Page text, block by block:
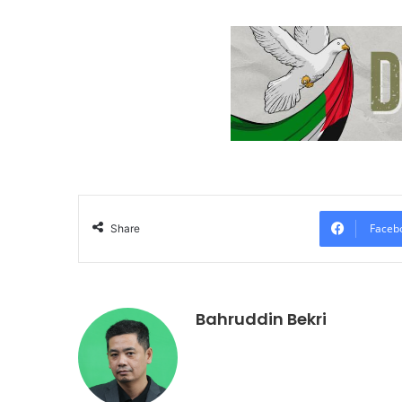
Share
Bahruddin Bekri